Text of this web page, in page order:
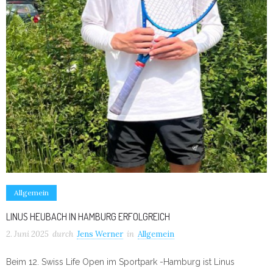
Allgemein
LINUS HEUBACH IN HAMBURG ERFOLGREICH
2. Juni 2025 durch Jens Werner in Allgemein
Beim 12. Swiss Life Open im Sportpark -Hamburg ist Linus